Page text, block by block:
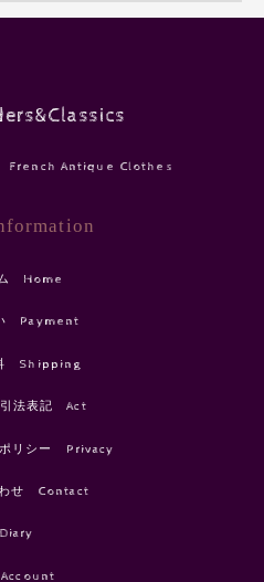
French Antique Clothes
Home
Payment
Shipping
引法表記 Act
ポリシー Privacy
わせ Contact
Diary